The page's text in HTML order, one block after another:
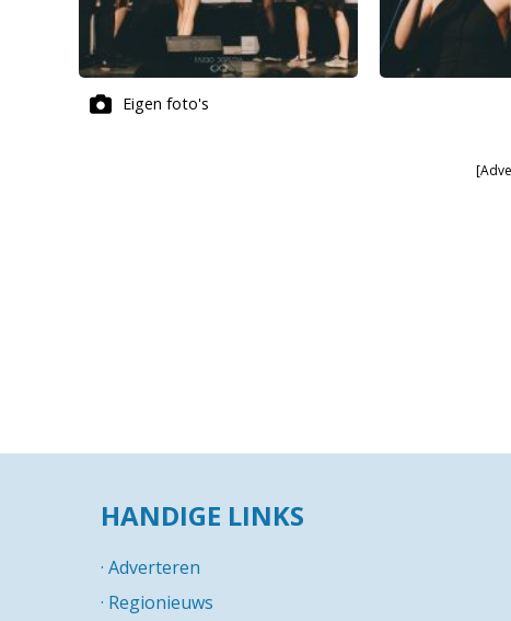
Eigen foto's
HANDIGE LINKS
· Adverteren
· Regionieuws